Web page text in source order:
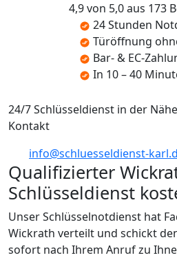
4,9 von 5,0 aus 173
24 Stunden
Türöffnung
Bar- & EC-
In 10 – 40
24/7 Schlüsseldienst in der Nähe
Kontakt
info@schluesseldienst-
Qualifizierter
Schlüsseldienst
Unser Schlüsselnotdienst hat
Wickrath verteilt und schickt
sofort nach Ihrem Anruf zu